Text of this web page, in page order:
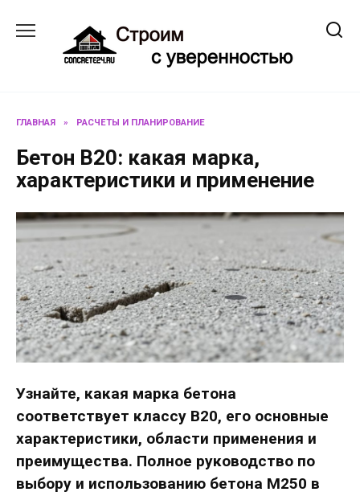
содержанию
ГЛАВНАЯ » РАСЧЕТЫ И ПЛАНИРОВАНИЕ
Бетон В20: какая марка,
характеристики и применение
Узнайте, какая марка бетона
соответствует классу В20, его основные
характеристики, области применения и
преимущества. Полное руководство по
выбору и использованию бетона М250 в